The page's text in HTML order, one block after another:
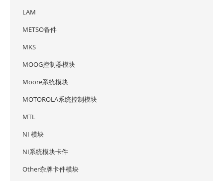
LAM
METSO备件
MKS
MOOG控制器模块
Moore系统模块
MOTOROLA系统控制模块
MTL
NI 模块
NI系统模块卡件
Other杂牌卡件模块